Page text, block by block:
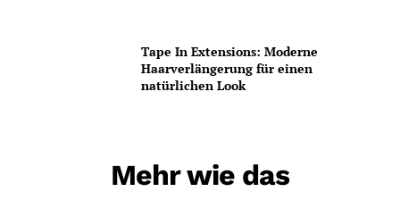
Tape In Extensions: Moderne
Haarverlängerung für einen
natürlichen Look
Mehr wie das